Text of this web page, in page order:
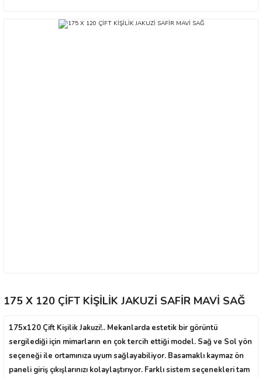
175 X 120 ÇİFT KİŞİLİK JAKUZİ SAFİR MAVİ SAĞ
175x120 Çift Kişilik Jakuzi!.. Mekanlarda estetik bir görüntü
sergilediği için mimarların en çok tercih ettiği model. Sağ ve Sol yön
seçeneği ile ortamınıza uyum sağlayabiliyor. Basamaklı kaymaz ön
paneli giriş çıkışlarınızı kolaylaştırıyor. Farklı sistem seçenekleri tam